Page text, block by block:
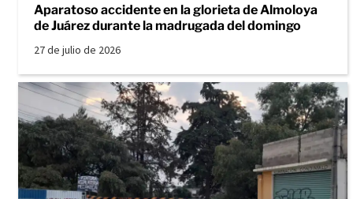
Aparatoso accidente en la glorieta de Almoloya
de Juárez durante la madrugada del domingo
27 de julio de 2026